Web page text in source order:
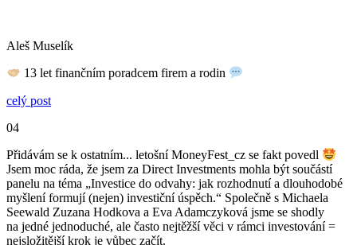
Aleš Muselík
13 let finančním poradcem firem a rodin
celý post
04
Přidávám se k ostatním... letošní MoneyFest_cz se fakt povedl
Jsem moc ráda, že jsem za Direct Investments mohla být součástí
panelu na téma „Investice do odvahy: jak rozhodnutí a dlouhodobé
myšlení formují (nejen) investiční úspěch.“ Společně s Michaela
Seewald Zuzana Hodkova a Eva Adamczyková jsme se shodly
na jedné jednoduché, ale často nejtěžší věci v rámci investování =
nejsložitější krok je vůbec začít.